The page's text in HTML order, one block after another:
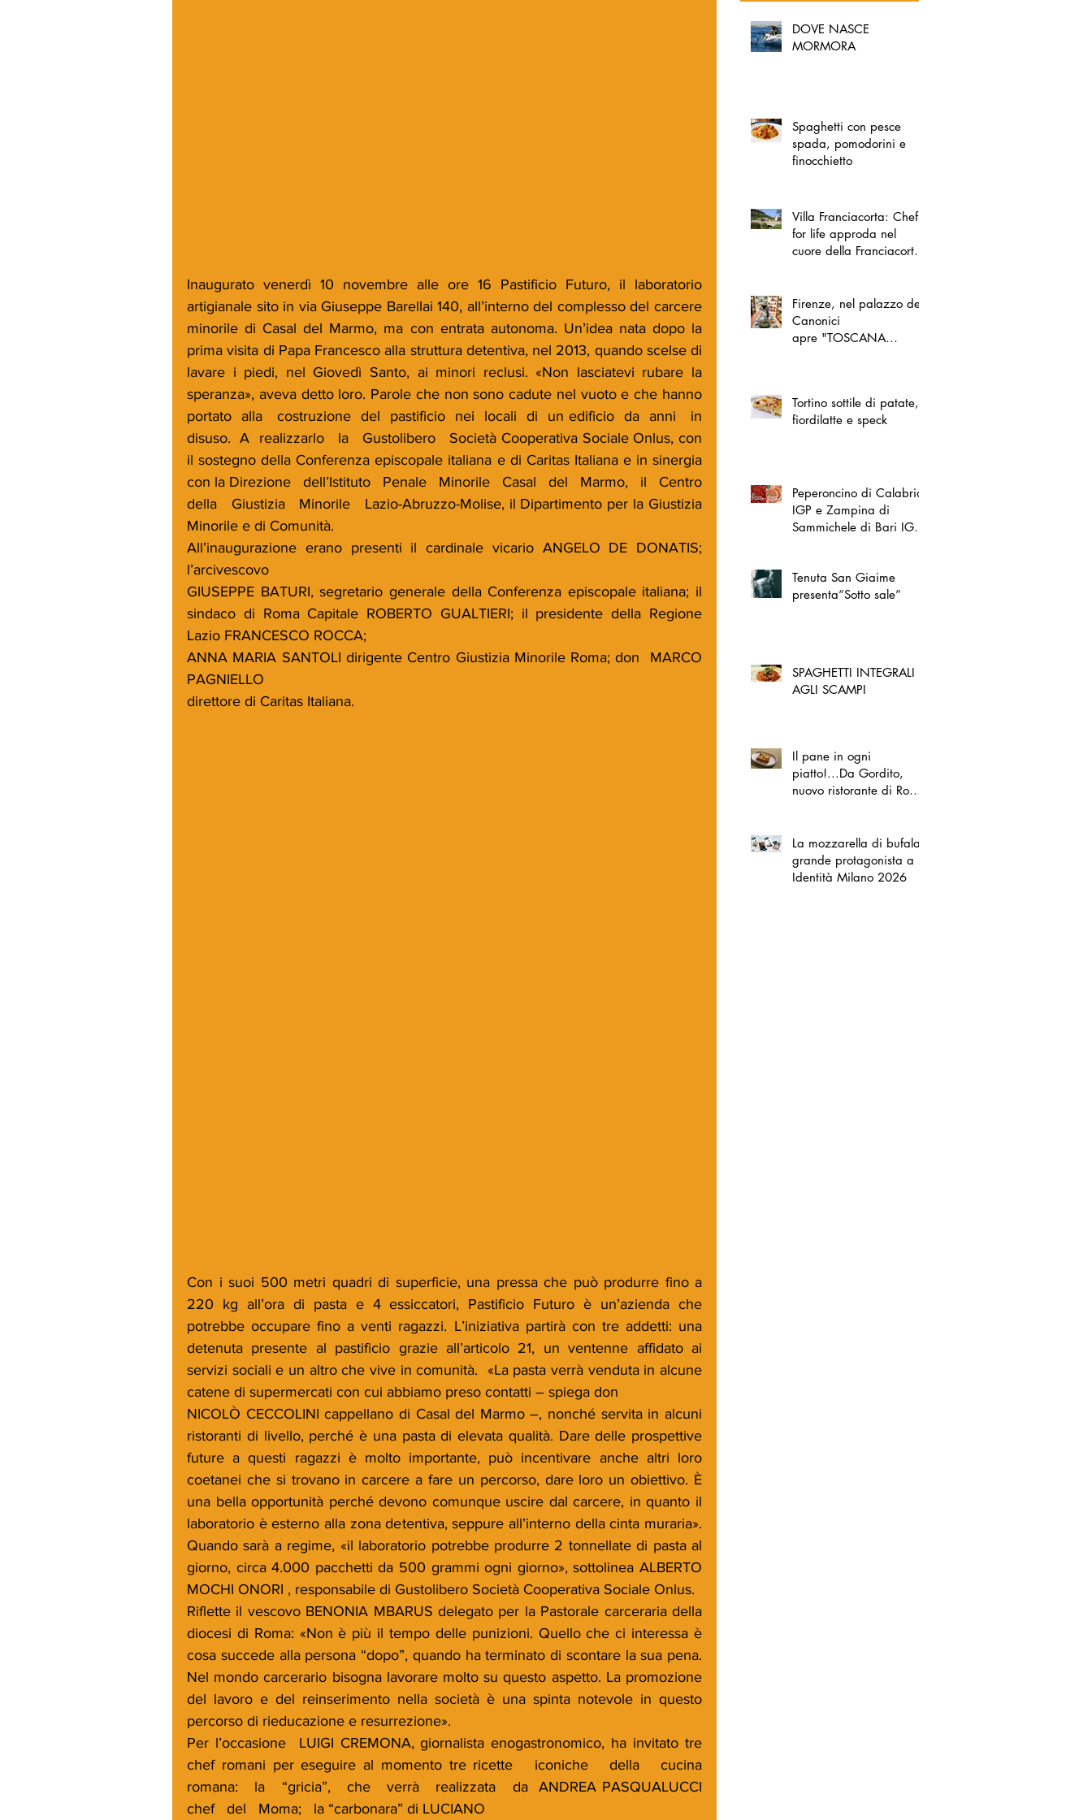
Inaugurato venerdì 10 novembre alle ore 16 Pastificio Futuro, il laboratorio
artigianale sito in via Giuseppe Barellai 140, all’interno del complesso del carcere
minorile di Casal del Marmo, ma con entrata autonoma. Un’idea nata dopo la
prima visita di Papa Francesco alla struttura detentiva, nel 2013, quando scelse di
lavare i piedi, nel Giovedì Santo, ai minori reclusi. «Non lasciatevi rubare la
speranza», aveva detto loro. Parole che non sono cadute nel vuoto e che hanno
portato  alla   costruzione  del  pastificio  nei  locali  di  un edificio  da  anni   in
disuso.  A  realizzarlo   la   Gustolibero   Società Cooperativa Sociale Onlus, con
il sostegno della Conferenza episcopale italiana e di Caritas Italiana e in sinergia
con la Direzione   dell’Istituto   Penale   Minorile   Casal   del   Marmo,   il   Centro
della   Giustizia   Minorile   Lazio-Abruzzo-Molise, il Dipartimento per la Giustizia
Minorile e di Comunità.
All’inaugurazione erano presenti il cardinale vicario ANGELO DE DONATIS;
GIUSEPPE BATURI, segretario generale della Conferenza episcopale italiana; il
sindaco di Roma Capitale ROBERTO GUALTIERI; il presidente della Regione
Lazio FRANCESCO ROCCA;
ANNA MARIA SANTOLI dirigente Centro Giustizia Minorile Roma; don  MARCO
PAGNIELLO
direttore di Caritas Italiana.
Con i suoi 500 metri quadri di superficie, una pressa che può produrre fino a
220 kg all’ora di pasta e 4 essiccatori, Pastificio Futuro è un’azienda che
potrebbe occupare fino a venti ragazzi. L’iniziativa partirà con tre addetti: una
detenuta presente al pastificio grazie all’articolo 21, un ventenne affidato ai
servizi sociali e un altro che vive in comunità.  «La pasta verrà venduta in alcune
NICOLÒ CECCOLINI cappellano di Casal del Marmo –, nonché servita in alcuni
ristoranti di livello, perché è una pasta di elevata qualità. Dare delle prospettive
future a questi ragazzi è molto importante, può incentivare anche altri loro
coetanei che si trovano in carcere a fare un percorso, dare loro un obiettivo. È
una bella opportunità perché devono comunque uscire dal carcere, in quanto il
laboratorio è esterno alla zona detentiva, seppure all’interno della cinta muraria».
Quando sarà a regime, «il laboratorio potrebbe produrre 2 tonnellate di pasta al
giorno, circa 4.000 pacchetti da 500 grammi ogni giorno», sottolinea ALBERTO
MOCHI ONORI , responsabile di Gustolibero Società Cooperativa Sociale Onlus.
Riflette il vescovo BENONIA MBARUS delegato per la Pastorale carceraria della
diocesi di Roma: «Non è più il tempo delle punizioni. Quello che ci interessa è
cosa succede alla persona “dopo”, quando ha terminato di scontare la sua pena.
Nel mondo carcerario bisogna lavorare molto su questo aspetto. La promozione
del lavoro e del reinserimento nella società è una spinta notevole in questo
percorso di rieducazione e resurrezione».
Per l’occasione  LUIGI CREMONA, giornalista enogastronomico, ha invitato tre
chef romani per eseguire al momento tre ricette   iconiche   della   cucina
romana:   la   “gricia”,   che   verrà   realizzata   da  ANDREA PASQUALUCCI
chef   del   Moma;   la “carbonara” di LUCIANO
DOVE NASCE
MORMORA
Spaghetti con pesce
spada, pomodorini e
finocchietto
Villa Franciacorta: Chefs
for life approda nel
cuore della Franciacorta,
Firenze, nel palazzo dei
Canonici
apre "TOSCANA
Tortino sottile di patate,
fiordilatte e speck
Peperoncino di Calabria
IGP e Zampina di
Sammichele di Bari IGP
Tenuta San Giaime
presenta“Sotto sale”
SPAGHETTI INTEGRALI
AGLI SCAMPI
Il pane in ogni
piatto!...Da Gordito,
nuovo ristorante di Roma
La mozzarella di bufala
grande protagonista a
Identità Milano 2026